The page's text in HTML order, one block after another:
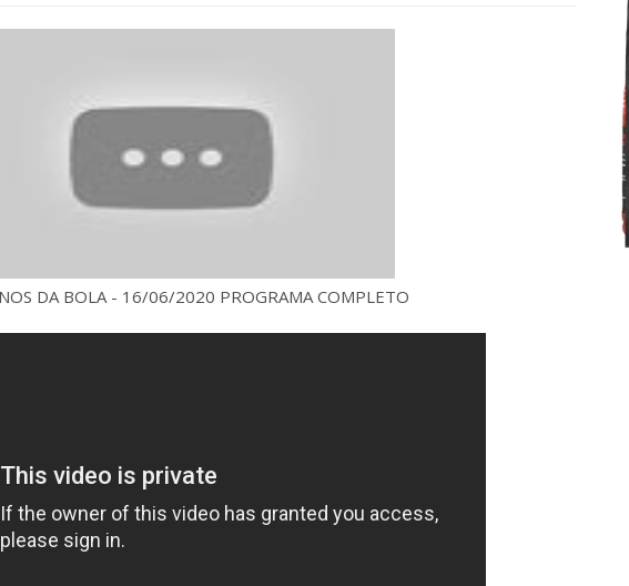
DA BOLA - 16/06/2020 PROGRAMA COMPLETO